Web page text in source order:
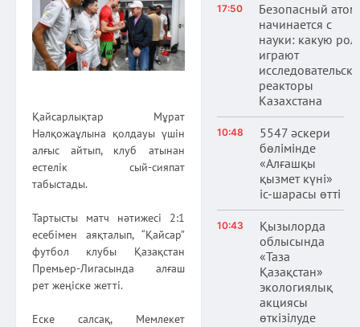
Қайсарлықтар Мұрат
Нәлқожаұлына қолдауы үшін
алғыс айтып, клуб атынан
естелік сый-сияпат
табыстады.
Тартысты матч нәтижесі 2:1
есебімен аяқталып, “Қайсар”
футбол клубы Қазақстан
Премьер-Лигасында алғаш
рет жеңіске жетті.
Еске салсақ, Мемлекет
17:50
Безопасный атом
начинается с
науки: какую
играют
реакторы
Казахстана
10:48
5547 әскери
бөлімінде
«Алғашқы
қызмет күні»
іс-шарасы өтті
10:43
Қызылорда
облысында
«Таза
Қазақстан»
экологиялық
акциясы
өткізілуде